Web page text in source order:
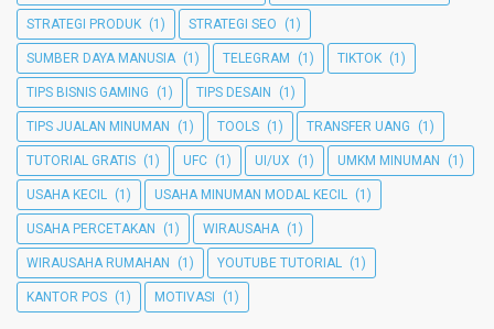
STRATEGI PRODUK (1) STRATEGI SEO (1)
SUMBER DAYA MANUSIA (1) TELEGRAM (1) TIKTOK (1)
TIPS BISNIS GAMING (1) TIPS DESAIN (1)
TIPS JUALAN MINUMAN (1) TOOLS (1) TRANSFER UANG (1)
TUTORIAL GRATIS (1) UFC (1) UI/UX (1) UMKM MINUMAN (1)
USAHA KECIL (1) USAHA MINUMAN MODAL KECIL (1)
USAHA PERCETAKAN (1) WIRAUSAHA (1)
WIRAUSAHA RUMAHAN (1) YOUTUBE TUTORIAL (1)
KANTOR POS (1) MOTIVASI (1)